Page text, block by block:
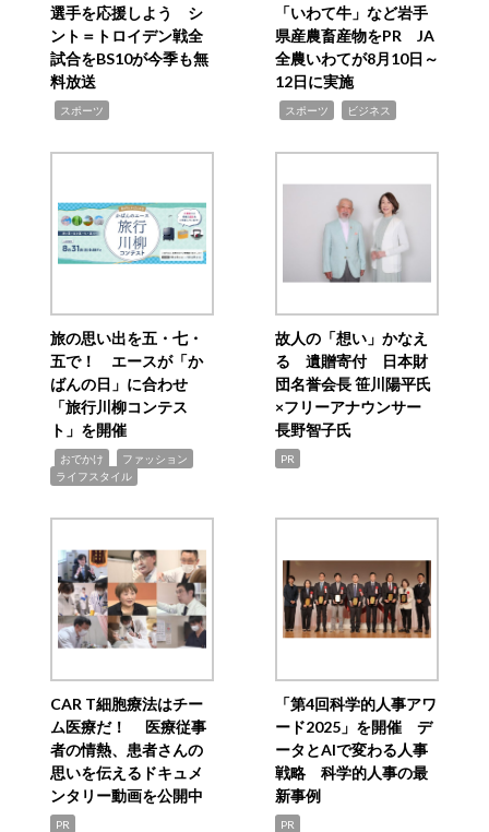
選手を応援しよう シ
ント＝トロイデン戦全
試合をBS10が今季も無
料放送
スポーツ
「いわて牛」など岩手
県産農畜産物をPR JA
全農いわてが8月10日～
12日に実施
スポーツ ビジネス
旅の思い出を五・七・
五で！ エースが「か
ばんの日」に合わせ
「旅行川柳コンテス
ト」を開催
おでかけ ファッション
ライフスタイル
故人の「想い」かなえ
る 遺贈寄付 日本財
団名誉会長 笹川陽平氏
×フリーアナウンサー
長野智子氏
PR
CAR T細胞療法はチー
ム医療だ！ 医療従事
者の情熱、患者さんの
思いを伝えるドキュメ
ンタリー動画を公開中
PR
「第4回科学的人事アワ
ード2025」を開催 デ
ータとAIで変わる人事
戦略 科学的人事の最
新事例
PR